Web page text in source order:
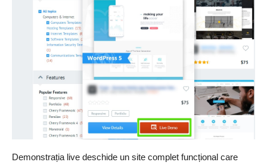
Demonstrația live deschide un site complet funcțional care